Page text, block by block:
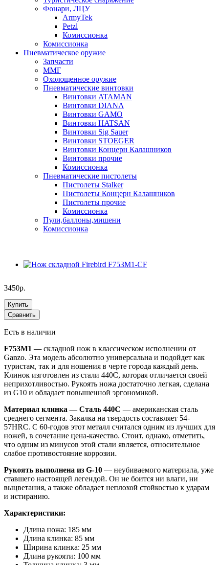
Фонари, ЛЦУ
ArmyTek
Petzl
Комиссионка
Комиссионка
Пневматическое оружие
Запчасти
ММГ
Охолощенное оружие
Пневматические винтовки
Винтовки ATAMAN
Винтовки DIANA
Винтовки GAMO
Винтовки HATSAN
Винтовки Sig Sauer
Винтовки STOEGER
Винтовки Концерн Калашников
Винтовки прочие
Комиссионка
Пневматические пистолеты
Пистолеты Stalker
Пистолеты Концерн Калашников
Пистолеты прочие
Комиссионка
Пули,баллоны,мишени
Комиссионка
3450р.
Купить
Сравнить
Есть в наличии
F753M1 — складной нож в классическом исполнении от
Ganzo. Эта модель абсолютно универсальна и подойдет как
туристам, так и для ношения в черте города каждый день.
Клинок изготовлен из стали 440C, которая отличается своей
неприхотливостью. Рукоять ножа достаточно легкая, сделана
из G10 и обладает повышенной эргономикой.
Материал клинка — Сталь 440С — американская сталь
среднего сегмента. Закалка на твердость составляет 54-
57HRC. C 60-годов этот металл считался одним из лучших для
ножей, в сочетание цена-качество. Стоит, однако, отметить,
что одним из минусов этой стали является, относительное
слабое противостояние коррозии.
Рукоять выполнена из G-10 — неубиваемого материала, уже
ставшего настоящей легендой. Он не боится ни влаги, ни
выцветания, а также обладает неплохой стойкостью к ударам
и истиранию.
Характеристики:
Длина ножа: 185 мм
Длина клинка: 85 мм
Ширина клинка: 25 мм
Длина рукояти: 100 мм